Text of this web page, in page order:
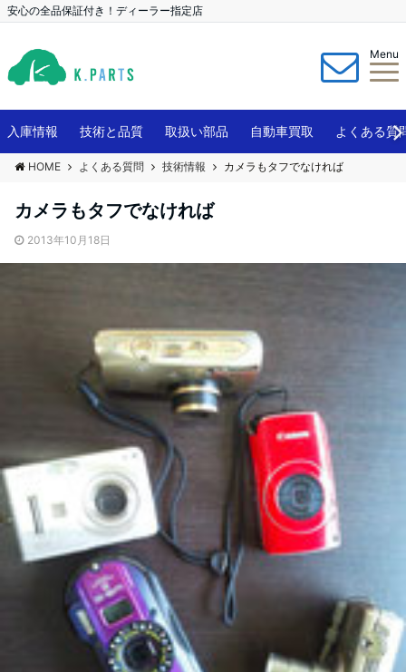
安心の全品保証付き！ディーラー指定店
Menu
入庫情報 技術と品質 取扱い部品 自動車買取 よくある質
HOME よくある質問 技術情報 カメラもタフでなければ
カメラもタフでなければ
2013年10月18日